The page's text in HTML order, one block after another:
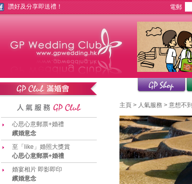
心思心意郵票+婚禮
繽婚意念
至「like」婚照大獎賞
心思心意郵票+婚禮
婚宴相片 即影即印
繽婚意念
主頁 > 人氣服務 > 意想不
讚好及分享即送禮！ 電郵